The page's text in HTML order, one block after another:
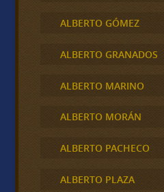
ALBERTO GÓMEZ
ALBERTO GRANADOS
ALBERTO MARINO
ALBERTO MORÁN
ALBERTO PACHECO
ALBERTO PLAZA